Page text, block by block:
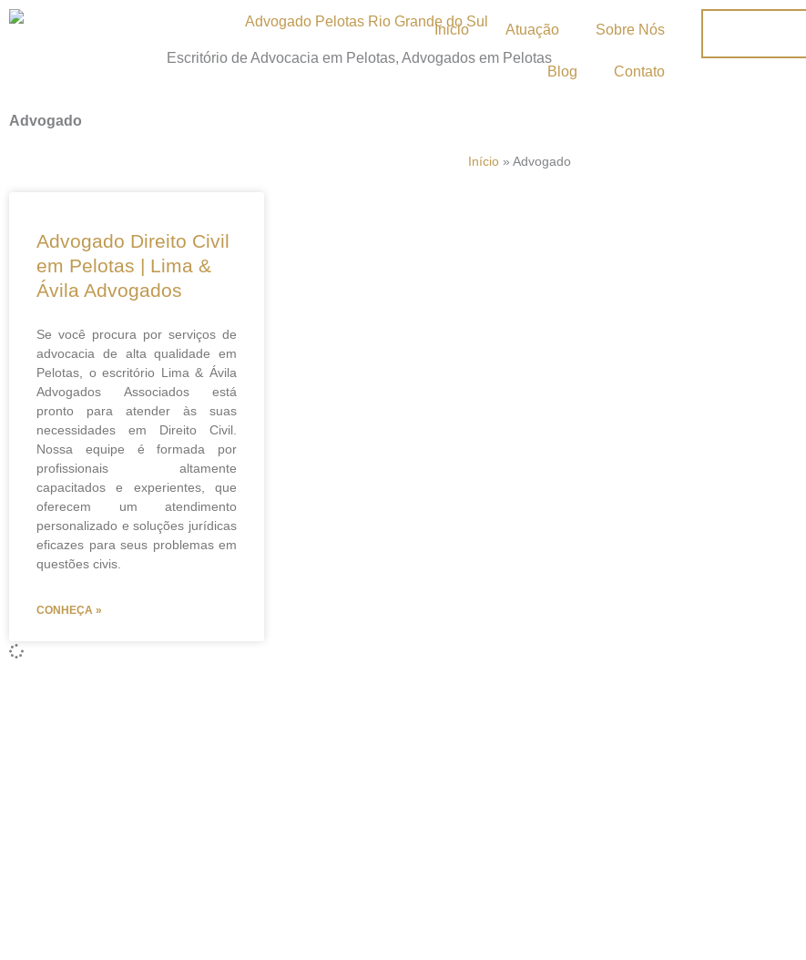
Escritório de Advocacia em Pelotas, Advogados em Pelotas
Inicio Atuação Sobre Nós
Blog Contato
Advogado
Início» Advogado
Advogado Direito Civil
em Pelotas | Lima &
Ávila Advogados
Se você procura por serviços de
advocacia de alta qualidade em
Pelotas, o escritório Lima & Ávila
Advogados Associados está
pronto para atender às suas
necessidades em Direito Civil.
Nossa equipe é formada por
profissionais altamente
capacitados e experientes, que
oferecem um atendimento
personalizado e soluções jurídicas
eficazes para seus problemas em
questões civis.
CONHEÇA »